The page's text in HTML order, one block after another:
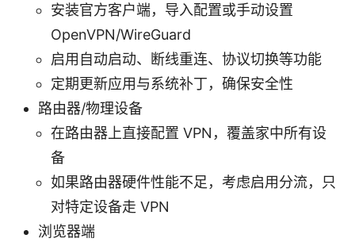
安装官方客户端，导入配置或手动设置
OpenVPN/WireGuard
启用自动启动、断线重连、协议切换等功能
定期更新应用与系统补丁，确保安全性
路由器/物理设备
在路由器上直接配置 VPN，覆盖家中所有设
备
如果路由器硬件性能不足，考虑启用分流，只
对特定设备走 VPN
浏览器端